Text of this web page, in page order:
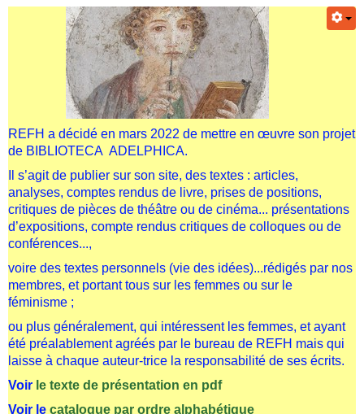
REFH a décidé en mars 2022 de mettre en œuvre son projet
de BIBLIOTECA ADELPHICA.
Il s’agit de publier sur son site, des textes : articles,
analyses, comptes rendus de livre, prises de positions,
critiques de pièces de théâtre ou de cinéma... présentations
d’expositions, compte rendus critiques de colloques ou de
conférences...,
voire des textes personnels (vie des idées)...rédigés par nos
membres, et portant tous sur les femmes ou sur le
féminisme ;
ou plus généralement, qui intéressent les femmes, et ayant
été préalablement agréés par le bureau de REFH mais qui
laisse à chaque auteur-trice la responsabilité de ses écrits.
Voir le texte de présentation en pdf
Voir le catalogue par ordre alphabétique